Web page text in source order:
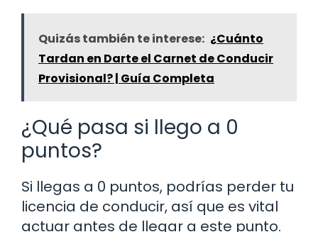
Quizás también te interese: ¿Cuánto
Tardan en Darte el Carnet de Conducir
Provisional? | Guía Completa
¿Qué pasa si llego a 0
puntos?
Si llegas a 0 puntos, podrías perder tu
licencia de conducir, así que es vital
actuar antes de llegar a este punto.